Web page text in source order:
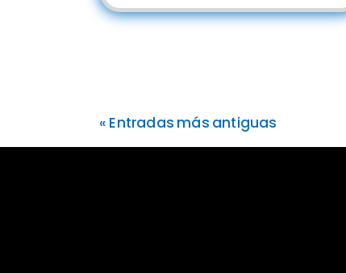
« Entradas más antiguas